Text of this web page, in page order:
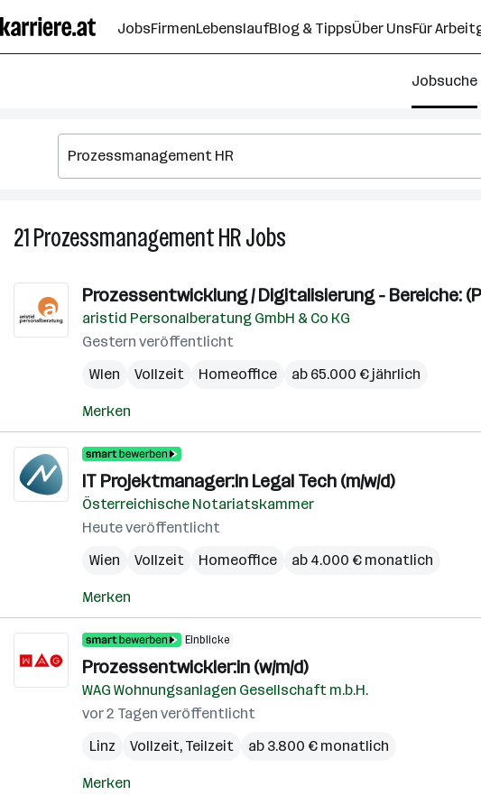
Seiteninhalt
springen
JobsFirmenLebenslaufBlog & TippsÜber UnsFür
Jobsuche
21Prozessmanagement HRJobs
Jobs
Prozessentwicklung / Digitalisierung - Bereiche:
aristid Personalberatung GmbH & Co KG
Gestern veröffentlicht
WIen
Vollzeit Homeoffice ab 65.000 € jährlich
Merken
IT Projektmanager:in Legal Tech (m/w/d)
Österreichische Notariatskammer
Heute veröffentlicht
Wien
Vollzeit Homeoffice ab 4.000 € monatlich
Merken
Einblicke
Prozessentwickler:in (w/m/d)
WAG Wohnungsanlagen Gesellschaft m.b.H.
vor 2 Tagen veröffentlicht
Linz
Vollzeit, Teilzeit ab 3.800 € monatlich
Merken